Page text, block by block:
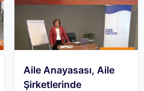
Aile Anayasası, Aile
Şirketlerinde